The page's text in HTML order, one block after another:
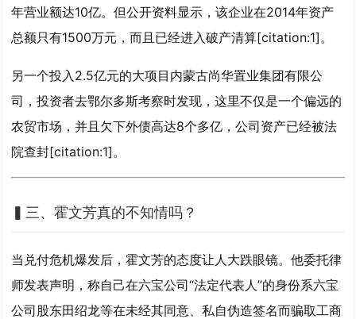
年营业额达10亿。但公开资料显示，该企业在2014年资产
总额只有1500万元，而且已经进入破产清算[citation:1]。
另一个投入2.5亿元的大项目内蒙古尚华置业集团有限公
司，投资者去鄂尔多斯考察时发现，这里不仅是一个偏远的
农贸市场，并且欠下外债高达8个多亿，公司资产已经被法
院查封[citation:1]。
▍ 三、霍文芳真的不知情吗？
当兑付危机爆发后，霍文芳的态度让人大跌眼镜。他委托律
师发表声明，称自己在六宝公司“法定代表人”的身份系六宝
公司股东田绍龙等在未经其同意、私自伪造签名而骗取工商